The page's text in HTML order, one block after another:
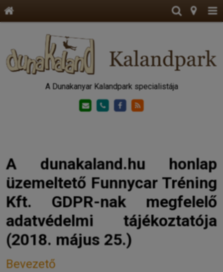
A Dunakanyar Kalandpark specialistája
A dunakaland.hu honlap
üzemeltető Funnycar Tréning
Kft. GDPR-nak megfelelő
adatvédelmi tájékoztatója
(2018. május 25.)
Bevezető